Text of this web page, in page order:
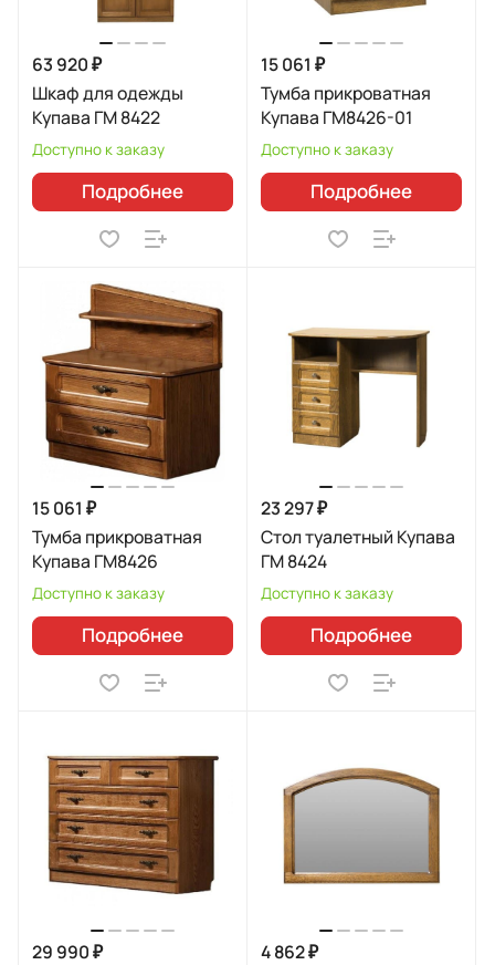
63 920 ₽
Шкаф для одежды
Купава ГМ 8422
Доступно к заказу
Подробнее
15 061 ₽
Тумба прикроватная
Купава ГМ8426-01
Доступно к заказу
Подробнее
15 061 ₽
Тумба прикроватная
Купава ГМ8426
Доступно к заказу
Подробнее
23 297 ₽
Стол туалетный Купава
ГМ 8424
Доступно к заказу
Подробнее
29 990 ₽
4 862 ₽